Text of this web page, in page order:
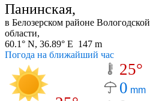
Панинская,
в Белозерском районе Вологодской
области,
60.1° N, 36.89° E 147 m
Погода на ближайший час
25°
0 mm